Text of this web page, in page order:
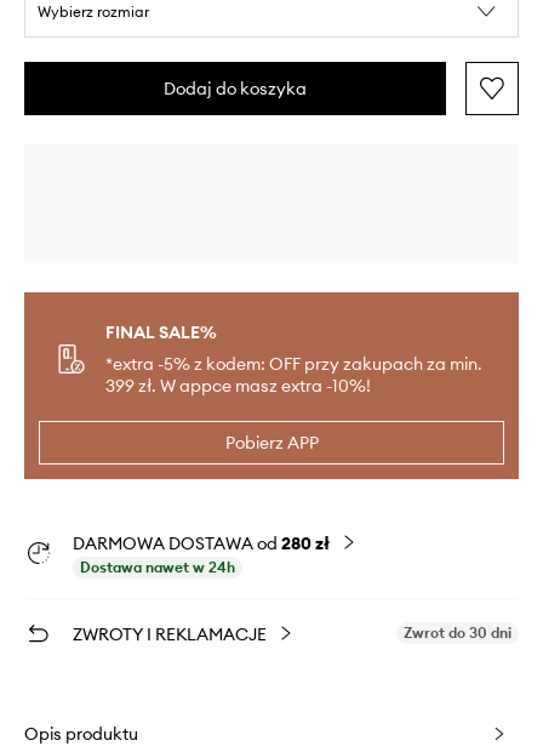
Wybierz rozmiar
Dodaj do koszyka
FINAL SALE%
*extra -5% z kodem: OFF przy zakupach za min.
399 zł. W appce masz extra -10%!
Pobierz APP
DARMOWA DOSTAWA od 280 zł
Dostawa nawet w 24h
ZWROTY I REKLAMACJE Zwrot do 30 dni
Opis produktu